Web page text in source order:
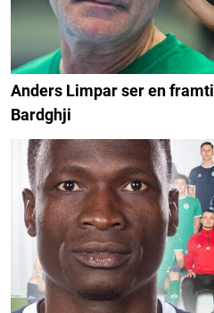
Anders Limpar ser en
Bardghji